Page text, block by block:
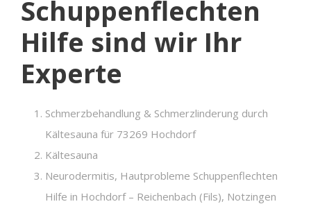
Schuppenflechten
Hilfe sind wir Ihr
Experte
Schmerzbehandlung & Schmerzlinderung durch
Kältesauna für 73269 Hochdorf
Kältesauna
Neurodermitis, Hautprobleme Schuppenflechten
Hilfe in Hochdorf – Reichenbach (Fils), Notzingen